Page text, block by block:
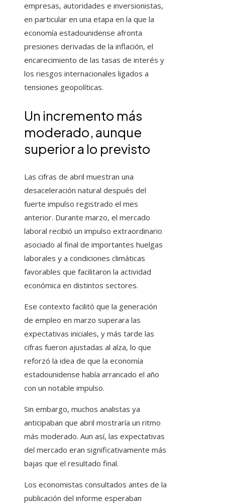
empresas, autoridades e inversionistas,
en particular en una etapa en la que la
economía estadounidense afronta
presiones derivadas de la inflación, el
encarecimiento de las tasas de interés y
los riesgos internacionales ligados a
tensiones geopolíticas.
Un incremento más
moderado, aunque
superior a lo previsto
Las cifras de abril muestran una
desaceleración natural después del
fuerte impulso registrado el mes
anterior. Durante marzo, el mercado
laboral recibió un impulso extraordinario
asociado al final de importantes huelgas
laborales y a condiciones climáticas
favorables que facilitaron la actividad
económica en distintos sectores.
Ese contexto facilitó que la generación
de empleo en marzo superara las
expectativas iniciales, y más tarde las
cifras fueron ajustadas al alza, lo que
reforzó la idea de que la economía
estadounidense había arrancado el año
con un notable impulso.
Sin embargo, muchos analistas ya
anticipaban que abril mostraría un ritmo
más moderado. Aun así, las expectativas
del mercado eran significativamente más
bajas que el resultado final.
Los economistas consultados antes de la
publicación del informe esperaban